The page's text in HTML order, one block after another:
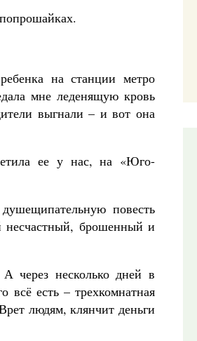
на станции метро
мне леденящую кровь
выгнали – и вот она
ее у нас, на «Юго-
повесть
несчастный, брошенный и
через несколько дней в
всё есть – трехкомнатная
людям, клянчит деньги